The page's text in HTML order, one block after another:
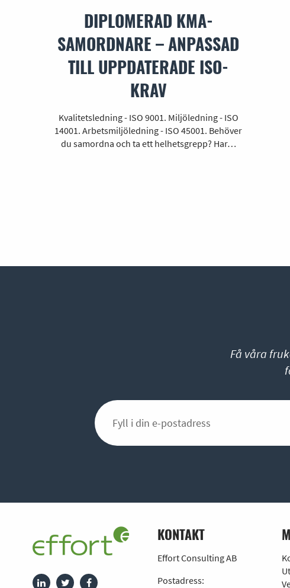
DIPLOMERAD KMA-
SAMORDNARE – ANPASSAD
TILL UPPDATERADE ISO-
KRAV
Kvalitetsledning - ISO 9001. Miljöledning - ISO
14001. Arbetsmiljöledning - ISO 45001. Behöver
du samordna och ta ett helhetsgrepp? Har…
Få våra
KONTAKT
Effort Consulting AB
Postadress: